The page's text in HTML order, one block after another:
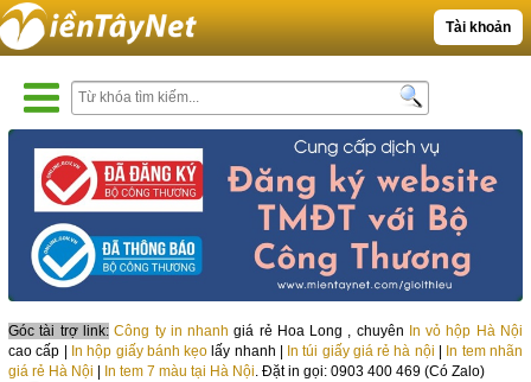
Tài khoản
Góc tài trợ link: Công ty in nhanh giá rẻ Hoa Long , chuyên In vỏ hộp Hà Nội
cao cấp | In hộp giấy bánh kẹo lấy nhanh | In túi giấy giá rẻ hà nội | In tem nhãn
giá rẻ Hà Nội | In tem 7 màu tại Hà Nội . Đặt in gọi: 0903 400 469 (Có Zalo)